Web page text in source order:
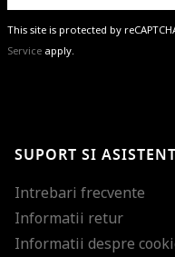
This site is protected by
Service apply.
SUPORT SI
Intrebari frecvente
Informatii retur
Informatii despre